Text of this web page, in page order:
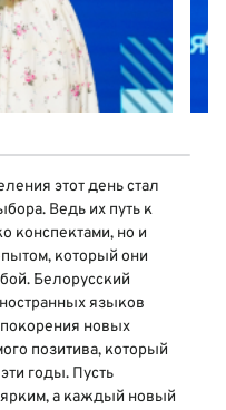
этот день стал
Ведь их путь к
конспектами, но и
который они
Белорусский
языков
новых
позитива, который
годы. Пусть
ярким, а каждый новый